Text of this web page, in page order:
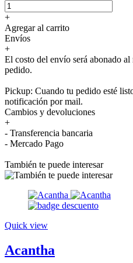
+
Agregar al carrito
Envíos
+
El costo del envío será abonado
pedido.
Pickup: Cuando tu pedido esté
notificación por mail.
Cambios y devoluciones
+
- Transferencia bancaria
- Mercado Pago
También te puede interesar
Quick view
Acantha